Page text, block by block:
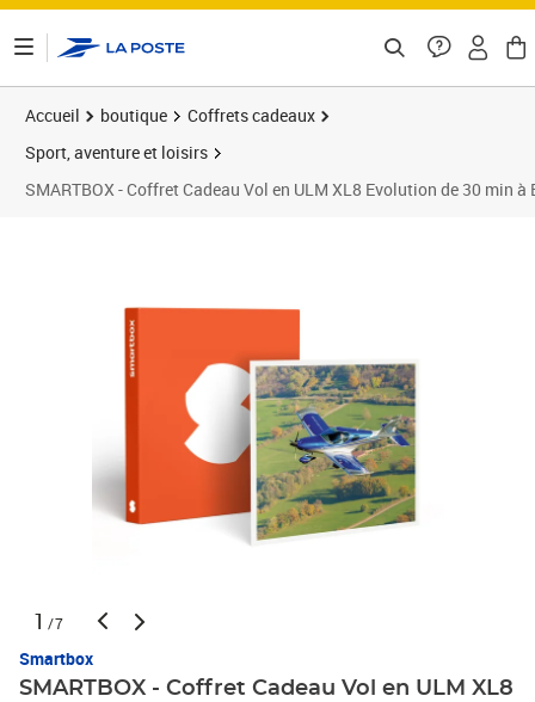
Accueil boutique
Coffrets cadeaux
Sport, aventure et loisirs
SMARTBOX - Coffret Cadeau Vol en ULM XL8 Evolution de 30 min
1 /7
Smartbox
SMARTBOX - Coffret Cadeau Vol en ULM XL8